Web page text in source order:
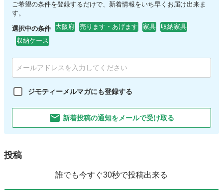
ご希望の条件を登録するだけで、新着情報をいち早くお届け出来ま
す。
選択中の条件 大阪府 売ります・あげます 家具
収納家具
収納ケース
ジモティーメルマガにも登録する
新着投稿の通知をメールで受け取る
投稿
誰でも今すぐ30秒で投稿出来る